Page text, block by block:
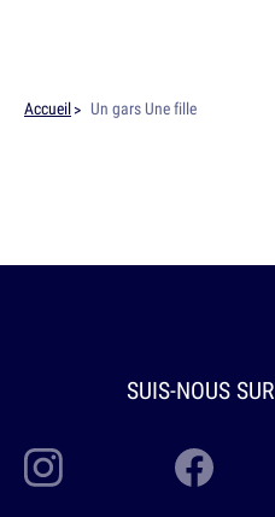
Accueil Un gars Une fille
SUIS-NOUS SUR